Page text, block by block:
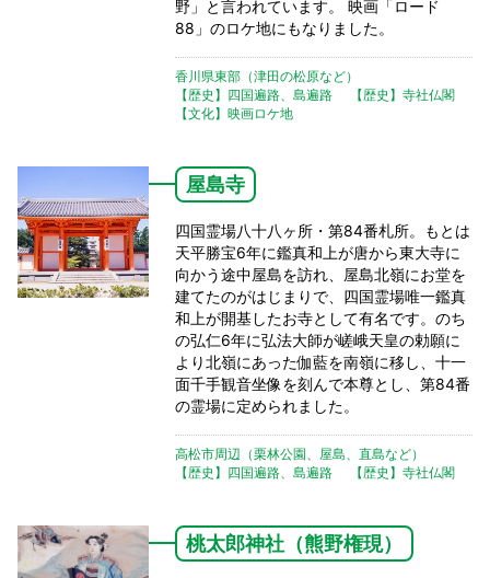
野」と言われています。 映画「ロード
88」のロケ地にもなりました。
香川県東部（津田の松原など）
【歴史】四国遍路、島遍路
【歴史】寺社仏閣
【文化】映画ロケ地
屋島寺
四国霊場八十八ヶ所・第84番札所。もとは
天平勝宝6年に鑑真和上が唐から東大寺に
向かう途中屋島を訪れ、屋島北嶺にお堂を
建てたのがはじまりで、四国霊場唯一鑑真
和上が開基したお寺として有名です。のち
の弘仁6年に弘法大師が嵯峨天皇の勅願に
より北嶺にあった伽藍を南嶺に移し、十一
面千手観音坐像を刻んで本尊とし、第84番
の霊場に定められました。
高松市周辺（栗林公園、屋島、直島など）
【歴史】四国遍路、島遍路
【歴史】寺社仏閣
桃太郎神社（熊野権現）